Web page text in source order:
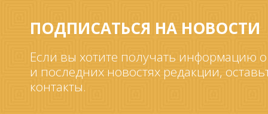
ПОДПИСАТЬСЯ НА НОВОСТИ
Если вы хотите получать информацию
и последних новостях редакции,
контакты.